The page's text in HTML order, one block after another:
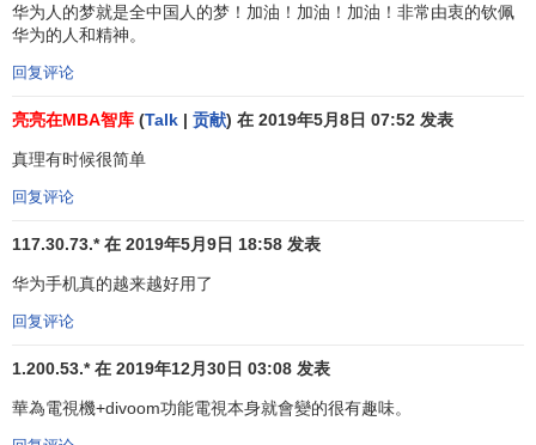
个人因素的制度法规来规划和实施。 这部总计六章、103条
范的一部“企业基本法”。其内容涵盖了
技术政策、组织建立的原则、人力资源管理与开发，以及与
人才三“高”
谈到华为的管理方法，其中一条始终被业界众说纷纭，
褒贬不一，那就是华为在上个世纪90年代实行的人才三高管
力。任正非相信：重赏之下必有勇夫。因此从招聘员工开
始，就开始灌输华为“高工资”的优越性。 1996年国内本科生
生时，采取的特别招聘方法 是：先摆明工资待遇。华为当时
华为人的梦就是全中国人的梦！加油！加油！加油！非常由衷的钦佩
华为的人和精神。
回复评论
亮亮在MBA智库 (Talk | 贡献) 在 2019年5月8日 07:52 发表
真理有时候很简单
回复评论
117.30.73.* 在 2019年5月9日 18:58 发表
华为手机真的越来越好用了
回复评论
1.200.53.* 在 2019年12月30日 03:08 发表
華為電視機+divoom功能電視本身就會變的很有趣味。